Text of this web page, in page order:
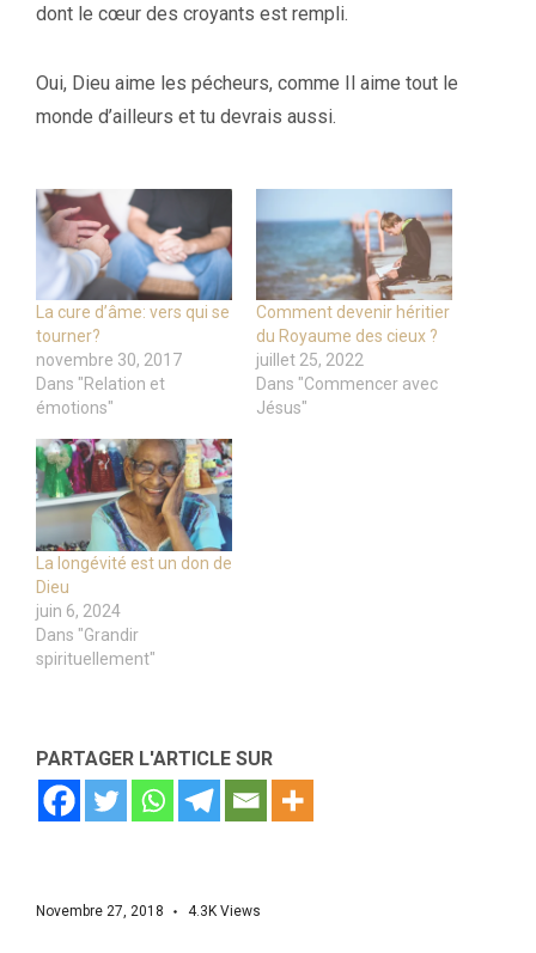
dont le cœur des croyants est rempli.
Oui, Dieu aime les pécheurs, comme Il aime tout le
monde d’ailleurs et tu devrais aussi.
La cure d’âme: vers qui se
tourner?
novembre 30, 2017
Dans "Relation et
émotions"
Comment devenir héritier
du Royaume des cieux ?
juillet 25, 2022
Dans "Commencer avec
Jésus"
La longévité est un don de
Dieu
juin 6, 2024
Dans "Grandir
spirituellement"
PARTAGER L'ARTICLE SUR
Novembre 27, 2018 4.3K Views